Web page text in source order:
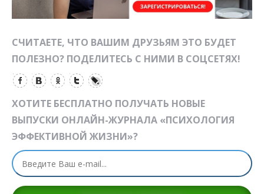
СЧИТАЕТЕ, ЧТО ВАШИМ ДРУЗЬЯМ ЭТО БУДЕТ
ПОЛЕЗНО? ПОДЕЛИТЕСЬ С НИМИ В СОЦСЕТЯХ!
ХОТИТЕ БЕСПЛАТНО ПОЛУЧАТЬ НОВЫЕ
ВЫПУСКИ ОНЛАЙН-ЖУРНАЛА «ПСИХОЛОГИЯ
ЭФФЕКТИВНОЙ ЖИЗНИ»?